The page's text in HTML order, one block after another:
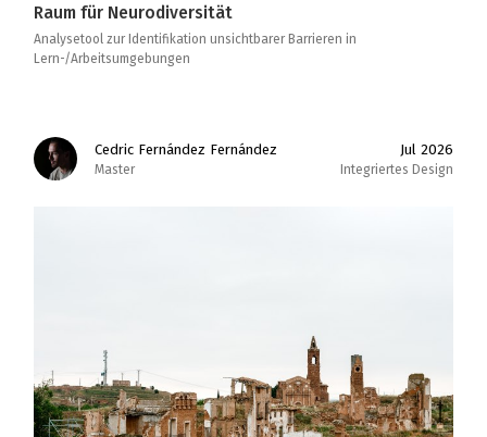
Raum für Neurodiversität
Analysetool zur Identifikation unsichtbarer Barrieren in
Lern-/Arbeitsumgebungen
Cedric Fernández Fernández
Master
Jul 2026
Integriertes Design